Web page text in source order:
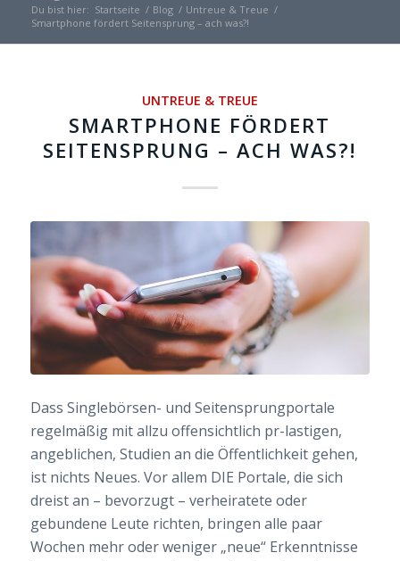
Du bist hier: Startseite / Blog / Untreue & Treue /
Smartphone fördert Seitensprung – ach was?!
UNTREUE & TREUE
SMARTPHONE FÖRDERT
SEITENSPRUNG – ACH WAS?!
Dass Singlebörsen- und Seitensprungportale
regelmäßig mit allzu offensichtlich pr-lastigen,
angeblichen, Studien an die Öffentlichkeit gehen,
ist nichts Neues. Vor allem DIE Portale, die sich
dreist an – bevorzugt – verheiratete oder
gebundene Leute richten, bringen alle paar
Wochen mehr oder weniger „neue“ Erkenntnisse